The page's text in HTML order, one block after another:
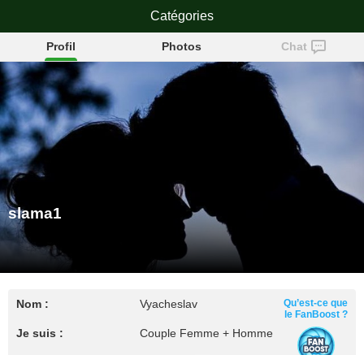
slama1
Profil Photos Chat
slama1
Nom : Vyacheslav
Je suis : Couple Femme + Homme
Qu’est-ce que
le FanBoost ?
Catégories